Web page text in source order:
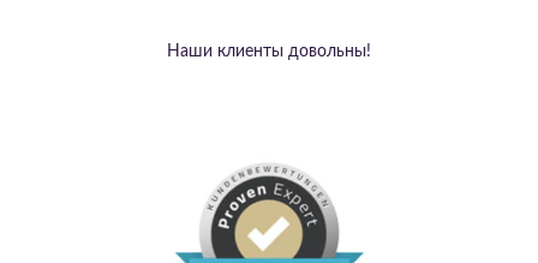
Наши клиенты довольны!